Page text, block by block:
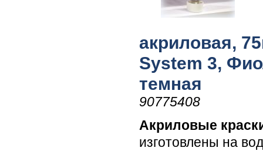
акриловая,
System 3,
темная
90775408
Акриловые
изготовлены на